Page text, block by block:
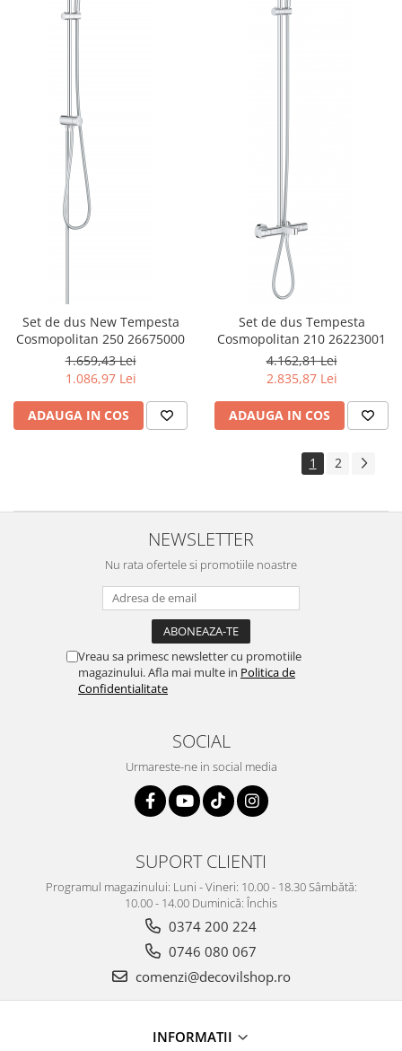
Set de dus New Tempesta
Cosmopolitan 250 26675000
1.659,43 Lei
1.086,97 Lei
ADAUGA IN COS
Set de dus Tempesta
Cosmopolitan 210 26223001
4.162,81 Lei
2.835,87 Lei
ADAUGA IN COS
1 2
NEWSLETTER
Nu rata ofertele si promotiile noastre
Vreau sa primesc newsletter cu promotiile
magazinului. Afla mai multe in Politica de
Confidentialitate
SOCIAL
Urmareste-ne in social media
SUPORT CLIENTI
Programul magazinului: Luni - Vineri: 10.00 - 18.30 Sâmbătă:
10.00 - 14.00 Duminică: Închis
0374 200 224
0746 080 067
comenzi@decovilshop.ro
INFORMATII